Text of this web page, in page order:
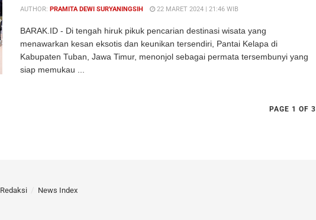
AUTHOR: PRAMITA DEWI SURYANINGSIH 22 MARET 2024 | 21:46 WIB
BARAK.ID - Di tengah hiruk pikuk pencarian destinasi wisata yang
menawarkan kesan eksotis dan keunikan tersendiri, Pantai Kelapa di
Kabupaten Tuban, Jawa Timur, menonjol sebagai permata tersembunyi yang
siap memukau ...
PAGE 1 OF 3
Redaksi News Index